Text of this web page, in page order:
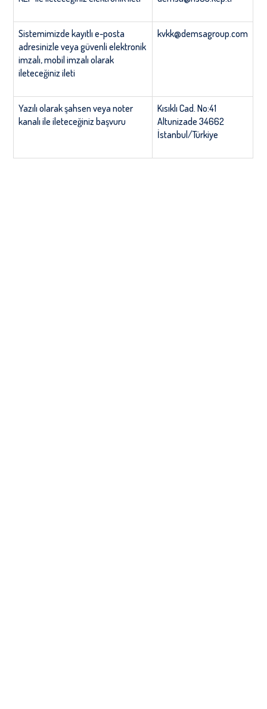
Sistemimizde kayıtlı e-posta
adresinizle veya güvenli elektronik
imzalı, mobil imzalı olarak
ileteceğiniz ileti
kvkk@demsagroup.com
Yazılı olarak şahsen veya noter
kanalı ile ileteceğiniz başvuru
Kısıklı Cad. No:41
Altunizade 34662
İstanbul/Türkiye